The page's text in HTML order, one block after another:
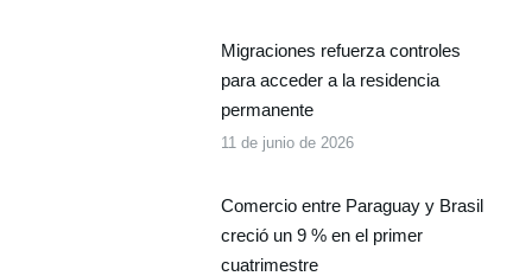
Migraciones refuerza controles
para acceder a la residencia
permanente
11 de junio de 2026
Comercio entre Paraguay y Brasil
creció un 9 % en el primer
cuatrimestre